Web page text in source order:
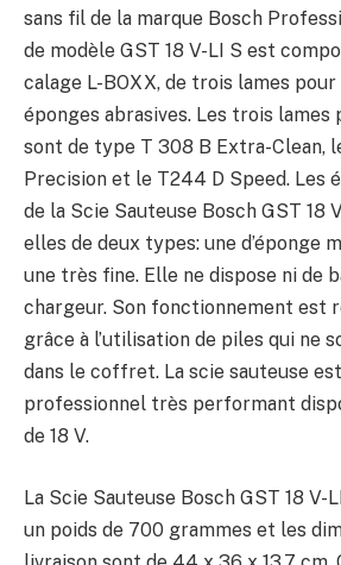
sans fil de la marque Bosch
de modèle GST 18 V-LI S est
calage L-BOXX, de trois lames
éponges abrasives. Les trois lames
sont de type T 308 B Extra-Clean,
Precision et le T244 D Speed. Les
de la Scie Sauteuse Bosch GST 18
elles de deux types: une d’éponge
une très fine. Elle ne dispose ni de
chargeur. Son fonctionnement est
grâce à l’utilisation de piles qui ne
dans le coffret. La scie sauteuse
professionnel très performant
de 18 V.
La Scie Sauteuse Bosch GST 18 V-
un poids de 700 grammes et les